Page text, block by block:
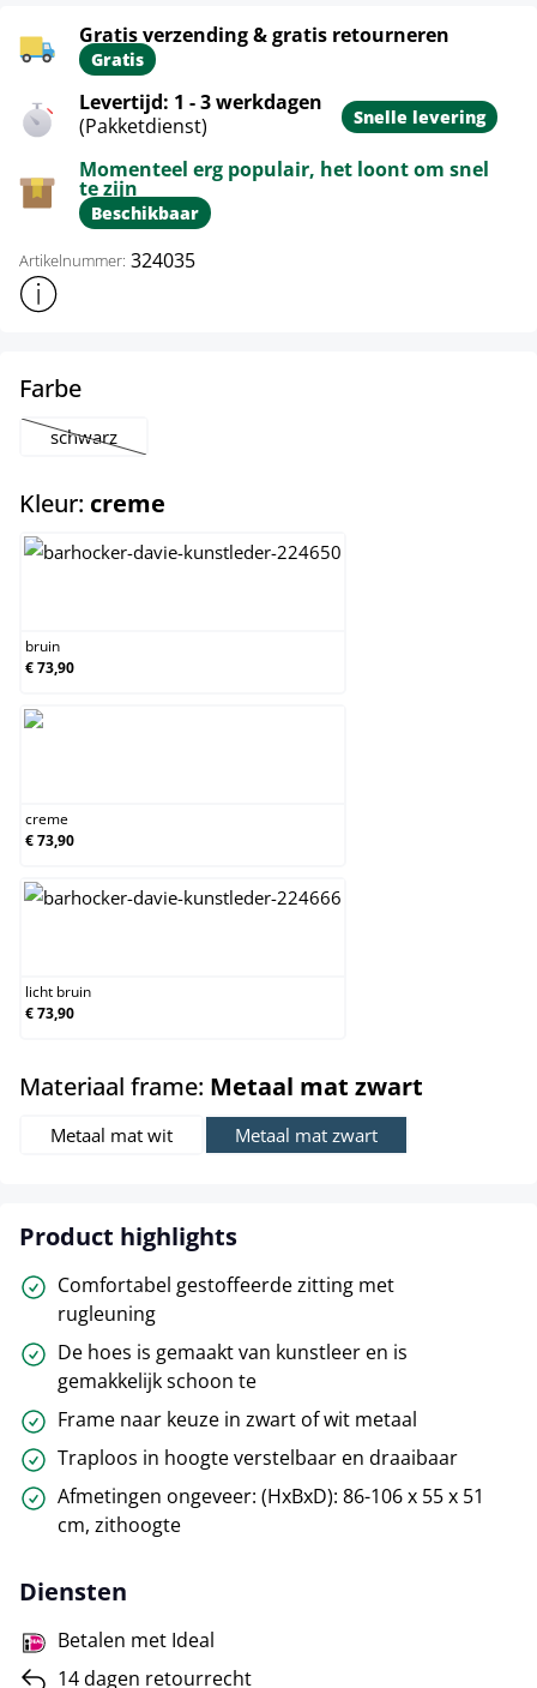
Gratis verzending & gratis retourneren
Gratis
Levertijd: 1 - 3 werkdagen
(Pakketdienst)
Snelle levering
Momenteel erg populair, het loont om snel
te zijn
Beschikbaar
Artikelnummer: 324035
Toon meer productinformatie
Farbeselect
schwarz
(Deze optie is momenteel niet beschikbaar.)
Kleur: creme
bruin
€ 73,90
creme
€ 73,90
licht bruin
€ 73,90
Materiaal frame: Metaal mat zwart
Metaal mat wit Metaal mat zwart
Product highlights
Comfortabel gestoffeerde zitting met
rugleuning
De hoes is gemaakt van kunstleer en is
gemakkelijk schoon te
Frame naar keuze in zwart of wit metaal
Traploos in hoogte verstelbaar en draaibaar
Afmetingen ongeveer: (HxBxD): 86-106 x 55 x 51
cm, zithoogte
Diensten
Betalen met Ideal
14 dagen retourrecht